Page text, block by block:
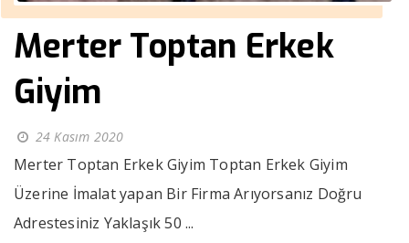
Merter Toptan Erkek
Giyim
24 Kasım 2020
Merter Toptan Erkek Giyim Toptan Erkek Giyim
Üzerine İmalat yapan Bir Firma Arıyorsanız Doğru
Adrestesiniz Yaklaşık 50 ...